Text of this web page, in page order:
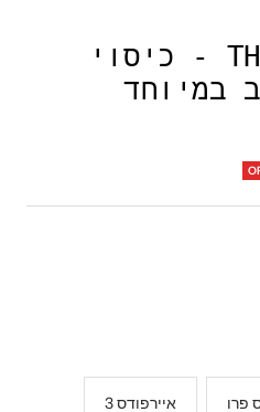
THE NORTH FACE - כיסוי
במיוחד
פרו איירפודס 3